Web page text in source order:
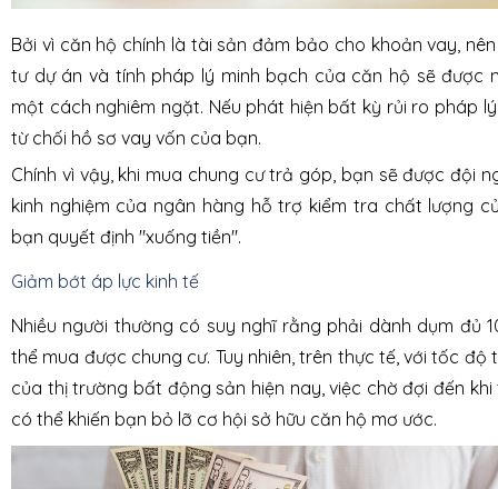
Bởi vì căn hộ chính là tài sản đảm bảo cho khoản vay,
tư dự án và tính pháp lý minh bạch của căn hộ sẽ được
một cách nghiêm ngặt. Nếu phát hiện bất kỳ rủi ro pháp
từ chối hồ sơ vay vốn của bạn.
Chính vì vậy, khi mua chung cư trả góp, bạn sẽ được đội
kinh nghiệm của ngân hàng hỗ trợ kiểm tra chất lượng
bạn quyết định "xuống tiền".
Giảm bớt áp lực kinh tế
Nhiều người thường có suy nghĩ rằng phải dành dụm đủ
thể mua được chung cư. Tuy nhiên, trên thực tế, với tốc
của thị trường bất động sản hiện nay, việc chờ đợi đến
có thể khiến bạn bỏ lỡ cơ hội sở hữu căn hộ mơ ước.